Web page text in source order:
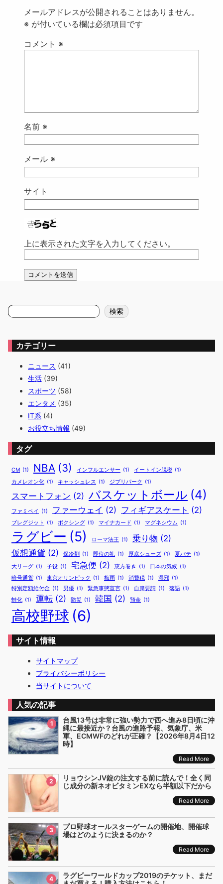
メールアドレスが公開されることはありません。
※ が付いている欄は必須項目です
コメント ※
名前 ※
メール ※
サイト
上に表示された文字を入力してください。
検
索
検索
カテゴリー
ニュース (41)
生活 (39)
スポーツ (58)
エンタメ (35)
IT系 (4)
お役立ち情報 (49)
タグ
CM (1) NBA (3) インフルエンサー (1) イートイン脱税 (1)
カメレオン化 (1) キャッシュレス (1) ジブリパーク (1)
スマートフォン (2) バスケットボール (4)
ファミペイ (1) ファーウェイ (2) フィギアスケート (2)
ブレグジット (1) ボクシング (1) マイナカード (1) マグネシウム (1)
ラグビー (5) ローマ法王 (1) 乗り物 (2)
仮想通貨 (2) 保冷剤 (1) 即位の礼 (1) 厚底シューズ (1) 夏バテ (1)
大リーグ (1) 子役 (1) 宅急便 (2) 恵方巻き (1) 日本の気候 (1)
暗号通貨 (1) 東京オリンピック (1) 梅雨 (1) 消費税 (1) 湿邪 (1)
特別定額給付金 (1) 男優 (1) 緊急事態宣言 (1) 自粛要請 (1) 落語 (1)
蛙化 (1) 運転 (2) 防災 (1) 韓国 (2) 預金 (1)
高校野球 (6)
サイト情報
サイトマップ
プライバシーポリシー
当サイトについて
人気の記事
1
台風13号は非常に強い勢力で西へ進み8日頃に沖
縄に最接近か？台風の進路予報、気象庁、米
軍、ECMWFのどれが正確？【2026年8月4日12
時】
Read More
2
リョウシンJV錠の注文する前に読んで！全く同
じ成分の新ネオビタミンEXなら半額以下だから
Read More
3
プロ野球オールスターゲームの開催地、開催球
場はどのように決まるのか？
Read More
4
ラグビーワールドカップ2019のチケット、まだ